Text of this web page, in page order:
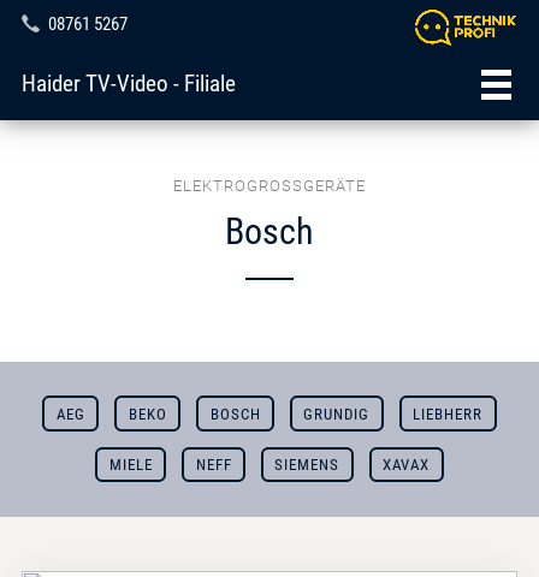
08761 5267
Haider TV-Video - Filiale
ELEKTROGROSSGERÄTE
Bosch
AEG BEKO BOSCH GRUNDIG LIEBHERR
MIELE NEFF SIEMENS XAVAX